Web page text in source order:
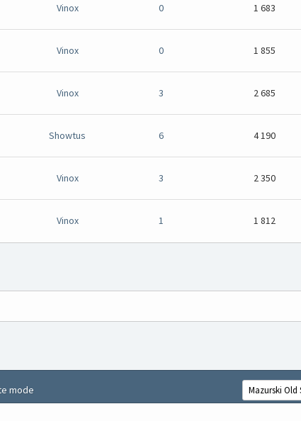
Vinox 0 1 683
Vinox 0 1 855
Vinox 3 2 685
Showtus 6 4 190
Vinox 3 2 350
Vinox 1 1 812
mode